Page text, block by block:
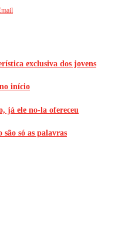
exclusiva dos jovens
início
já ele no-la ofereceu
só as palavras